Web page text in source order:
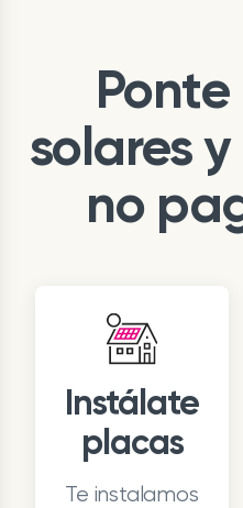
solares
no
Instálate
placas
Te instalamos